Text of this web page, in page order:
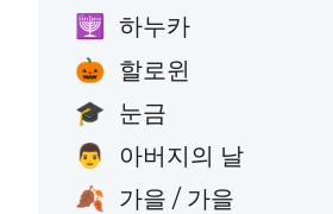
🕎 하누카
🎃 할로윈
🎓 눈금
👨 아버지의 날
🍂 가을 / 가을